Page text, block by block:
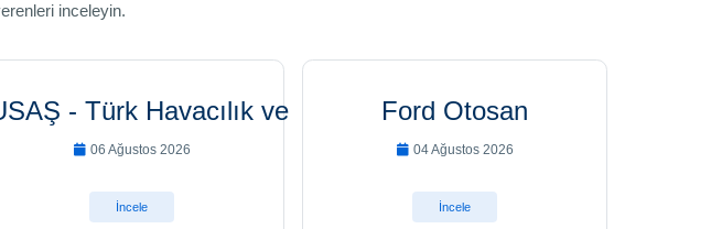
inceleyin.
- Türk Havacılık ve Uzay Sanayii A.Ş.
06 Ağustos 2026
İncele
Ford Otosan
04 Ağustos 2026
İncele